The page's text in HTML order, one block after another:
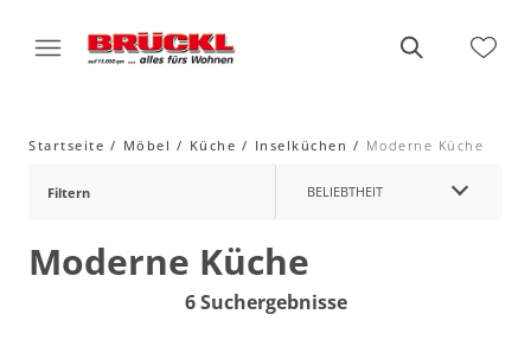
Startseite Möbel Küche Inselküchen Moderne Küche
Filtern BELIEBTHEIT
Moderne Küche
6 Suchergebnisse